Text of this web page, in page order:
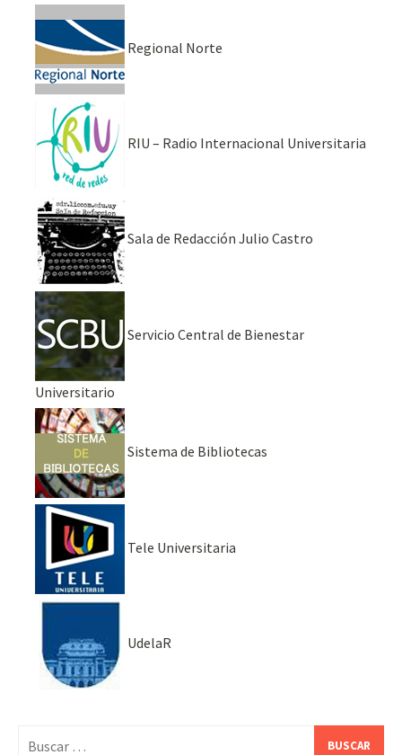
Regional Norte
RIU – Radio Internacional Universitaria
Sala de Redacción Julio Castro
Servicio Central de Bienestar
Universitario
Sistema de Bibliotecas
Tele Universitaria
UdelaR